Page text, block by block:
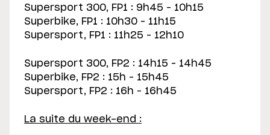
Supersport 300, FP1 : 9h45 – 10h15
Superbike, FP1 : 10h30 – 11h15
Supersport, FP1 : 11h25 – 12h10
Supersport 300, FP2 : 14h15 – 14h45
Superbike, FP2 : 15h – 15h45
Supersport, FP2 : 16h – 16h45
La suite du week-end :